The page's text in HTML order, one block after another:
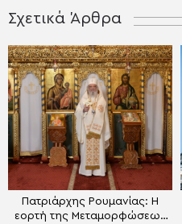
Σχετικά Άρθρα
Πατριάρχης Ρουμανίας: Η
εορτή της Μεταμορφώσεως